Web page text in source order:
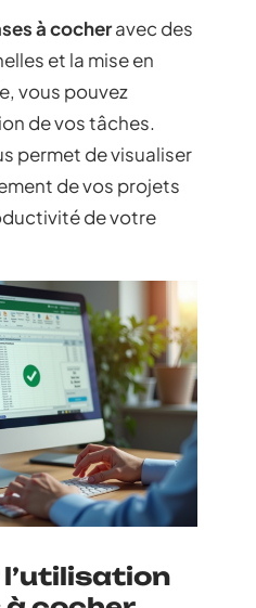
à cocheravec des
et la mise en
vous pouvez
de vos tâches.
permet de visualiser
de vos projets
de votre